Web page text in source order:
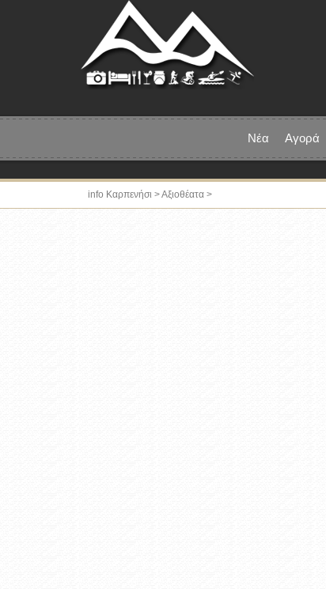
Νέα Αγορά
info Καρπενήσι >Αξιοθέατα >